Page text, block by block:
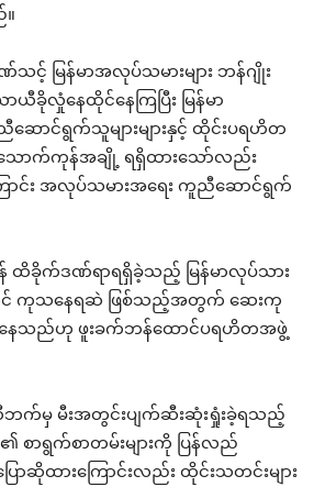
မြန်မာအလုပ်သမားများ ဘန်ဂျိုး
ယီခိုလှုံနေထိုင်နေကြပြီး မြန်မာ
ောင်ရွက်သူများများနှင့် ထိုင်းပရဟိတ
းသောက်ကုန်အချို့ ရရှိထားသော်လည်း
ာင်း အလုပ်သမားအရေး ကူညီဆောင်ရွက်
န် ထိခိုက်ဒဏ်ရာရရှိခဲ့သည့် မြန်မာလုပ်သား
င် ကုသနေရဆဲ ဖြစ်သည့်အတွက် ဆေးကု
သည်ဟု ဖူးခက်ဘန်ထောင်ပရဟိတအဖွဲ့
က်မှ မီးအတွင်းပျက်ဆီးဆုံးရှုံးခဲ့ရသည့်
၏ စာရွက်စာတမ်းများကို ပြန်လည်
ာဆိုထားကြောင်းလည်း ထိုင်းသတင်းများ